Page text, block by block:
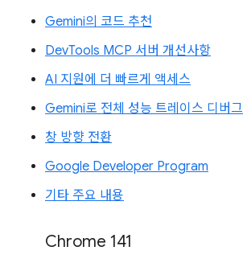
Gemini의 코드 추천
DevTools MCP 서버 개선사항
AI 지원에 더 빠르게 액세스
Gemini로 전체 성능 트레이스 디버그
창 방향 전환
Google Developer Program
기타 주요 내용
Chrome 141